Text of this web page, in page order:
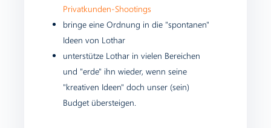
Privatkunden-Shootings
bringe eine Ordnung in die "spontanen"
Ideen von Lothar
unterstütze Lothar in vielen Bereichen
und "erde" ihn wieder, wenn seine
"kreativen Ideen" doch unser (sein)
Budget übersteigen.